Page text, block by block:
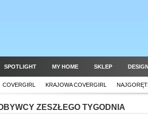
SPOTLIGHT MY HOME SKLEP
COVERGIRL KRAJOWA COVERGIRL
ZESZŁEGO TYGODNIA